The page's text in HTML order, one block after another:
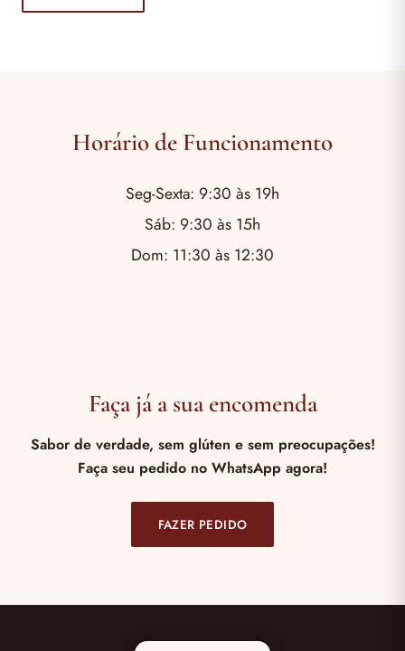
Horário de Funcionamento
Seg-Sexta: 9:30 às 19h
Sáb: 9:30 às 15h
Dom: 11:30 às 12:30
Faça já a sua encomenda
Sabor de verdade, sem glúten e sem preocupações!
Faça seu pedido no WhatsApp agora!
FAZER PEDIDO